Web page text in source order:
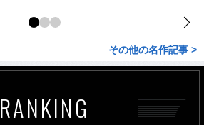
その他の名作記事 >
RANKING